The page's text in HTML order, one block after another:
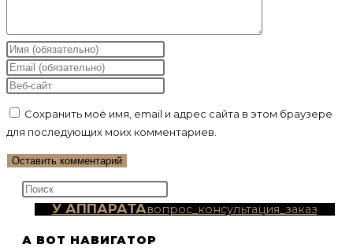
Введите
свое
имя
имя
пользователя,
чтобы
Введите
свой
адрес,
чтобы
прокомментировать
Введите
вашего
веб-
сайта
Сохранить моё имя, email и адрес сайта в этом браузере
для последующих моих комментариев.
клавишу
У АППАРАТАвопрос_консультация_заказ
А ВОТ НАВИГАТОР